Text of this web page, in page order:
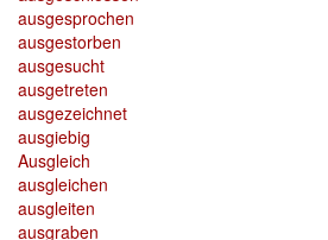
ausgesprochen
ausgestorben
ausgesucht
ausgetreten
ausgezeichnet
ausgiebig
Ausgleich
ausgleichen
ausgleiten
ausgraben